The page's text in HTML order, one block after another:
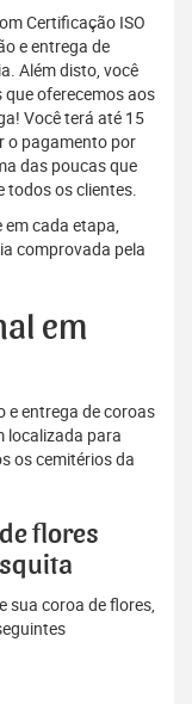
Certificação ISO
e entrega de
Além disto, você
oferecemos aos
Você terá até 15
o pagamento por
das poucas que
todos os clientes.
cada etapa,
comprovada pela
em
e entrega de coroas
localizada para
os cemitérios da
flores
sua coroa de flores,